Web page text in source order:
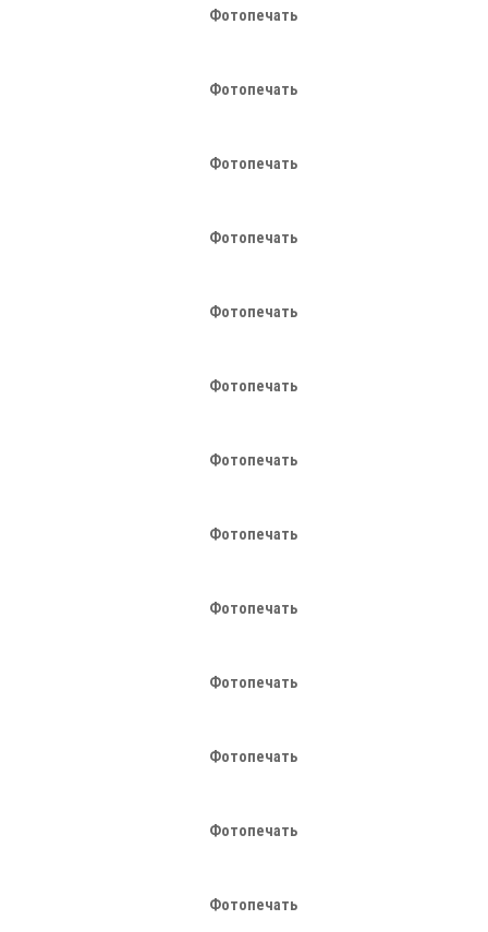
Фотопечать
Фотопечать
Фотопечать
Фотопечать
Фотопечать
Фотопечать
Фотопечать
Фотопечать
Фотопечать
Фотопечать
Фотопечать
Фотопечать
Фотопечать